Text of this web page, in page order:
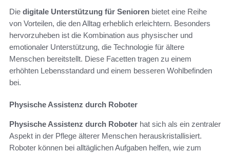
Die digitale Unterstützung für Senioren bietet eine Reihe
von Vorteilen, die den Alltag erheblich erleichtern. Besonders
hervorzuheben ist die Kombination aus physischer und
emotionaler Unterstützung, die Technologie für ältere
Menschen bereitstellt. Diese Facetten tragen zu einem
erhöhten Lebensstandard und einem besseren Wohlbefinden
bei.
Physische Assistenz durch Roboter
Physische Assistenz durch Roboter hat sich als ein zentraler
Aspekt in der Pflege älterer Menschen herauskristallisiert.
Roboter können bei alltäglichen Aufgaben helfen, wie zum